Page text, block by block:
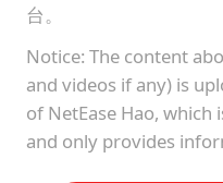
台。
Notice: The content
and videos if any) is
of NetEase Hao,
and only provides